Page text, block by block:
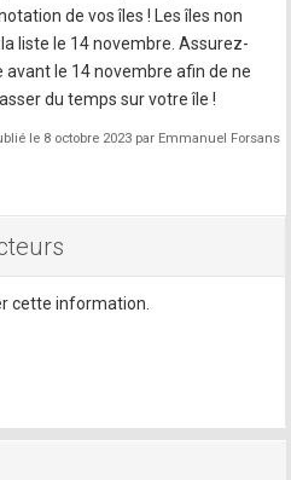
de vos îles ! Les îles non
liste le 14 novembre. Assurez-
le 14 novembre afin de ne
du temps sur votre île !
le 8 octobre 2023 par Emmanuel Forsans
cette information.